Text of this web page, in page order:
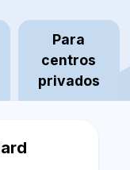
Para
centros
privados